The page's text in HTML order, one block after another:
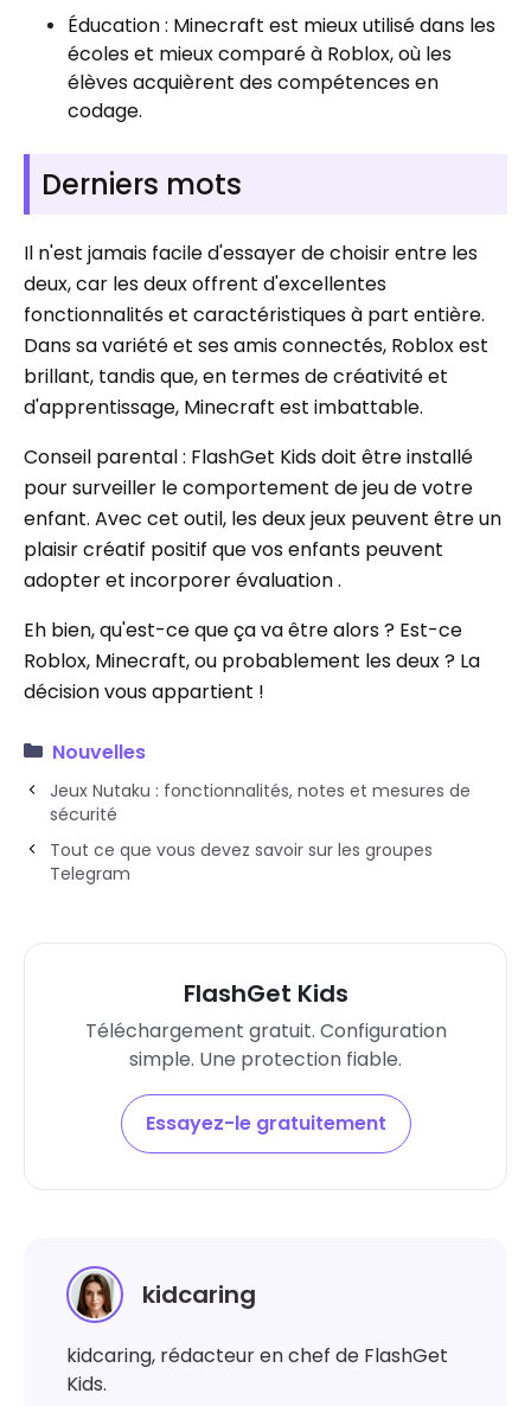
Éducation : Minecraft est mieux utilisé dans les
écoles et mieux comparé à Roblox, où les
élèves acquièrent des compétences en
codage.
Derniers mots
Il n'est jamais facile d'essayer de choisir entre les
deux, car les deux offrent d'excellentes
fonctionnalités et caractéristiques à part entière.
Dans sa variété et ses amis connectés, Roblox est
brillant, tandis que, en termes de créativité et
d'apprentissage, Minecraft est imbattable.
Conseil parental : FlashGet Kids doit être installé
pour surveiller le comportement de jeu de votre
enfant. Avec cet outil, les deux jeux peuvent être un
plaisir créatif positif que vos enfants peuvent
adopter et incorporer évaluation .
Eh bien, qu'est-ce que ça va être alors ? Est-ce
Roblox, Minecraft, ou probablement les deux ? La
décision vous appartient !
Nouvelles
Jeux Nutaku : fonctionnalités, notes et mesures de
sécurité
Tout ce que vous devez savoir sur les groupes
Telegram
FlashGet Kids
Téléchargement gratuit. Configuration
simple. Une protection fiable.
Essayez-le gratuitement
kidcaring
kidcaring, rédacteur en chef de FlashGet
Kids.